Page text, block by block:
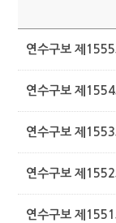
연수구보 제
연수구보 제
연수구보 제
연수구보 제
연수구보 제